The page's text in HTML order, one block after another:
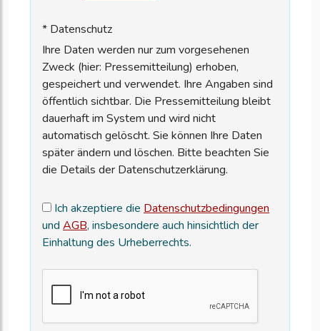
* Datenschutz
Ihre Daten werden nur zum vorgesehenen
Zweck (hier: Pressemitteilung) erhoben,
gespeichert und verwendet. Ihre Angaben sind
öffentlich sichtbar. Die Pressemitteilung bleibt
dauerhaft im System und wird nicht
automatisch gelöscht. Sie können Ihre Daten
später ändern und löschen. Bitte beachten Sie
die Details der Datenschutzerklärung.
Ich akzeptiere die Datenschutzbedingungen
und AGB, insbesondere auch hinsichtlich der
Einhaltung des Urheberrechts.